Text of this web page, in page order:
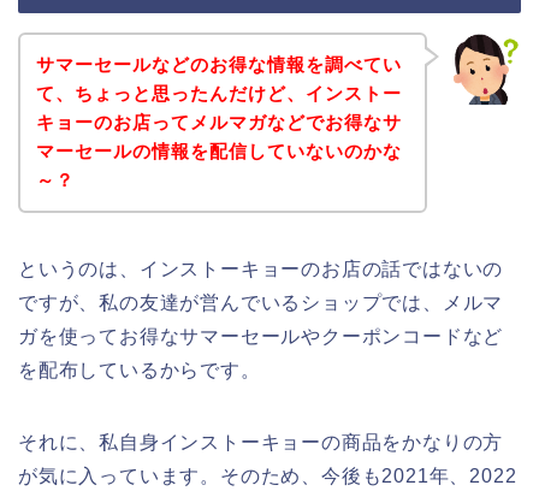
サマーセールなどのお得な情報を調べてい
て、ちょっと思ったんだけど、インストー
キョーのお店ってメルマガなどでお得なサ
マーセールの情報を配信していないのかな
～？
というのは、インストーキョーのお店の話ではないの
ですが、私の友達が営んでいるショップでは、メルマ
ガを使ってお得なサマーセールやクーポンコードなど
を配布しているからです。
それに、私自身インストーキョーの商品をかなりの方
が気に入っています。そのため、今後も2021年、2022